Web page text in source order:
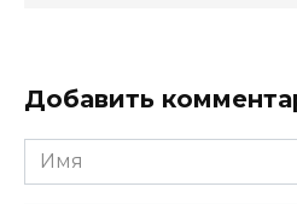
Добавить
Имя
*